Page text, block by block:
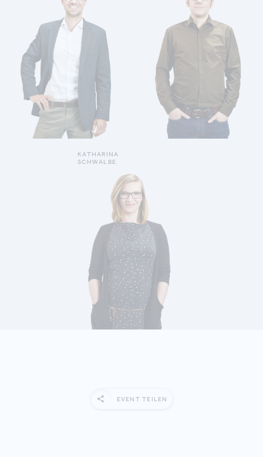
MEHR ERFAHREN WIEBELT MICHAEL
SCHWALBE KATHARINA
KATHARINA
SCHWALBE
EVENT TEILEN